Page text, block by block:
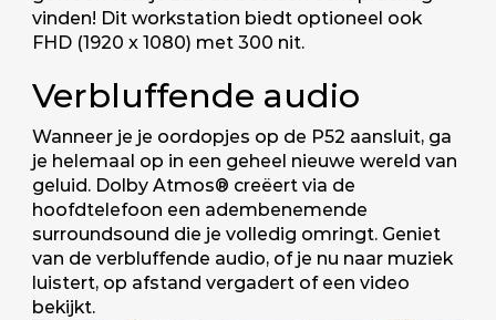
vinden! Dit workstation biedt optioneel ook
FHD (1920 x 1080) met 300 nit.
Verbluffende audio
Wanneer je je oordopjes op de P52 aansluit, ga
je helemaal op in een geheel nieuwe wereld van
geluid. Dolby Atmos® creëert via de
hoofdtelefoon een adembenemende
surroundsound die je volledig omringt. Geniet
van de verbluffende audio, of je nu naar muziek
luistert, op afstand vergadert of een video
bekijkt.